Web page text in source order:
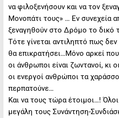
να φιλοξενήσουν και να τον
Μονοπάτι τους» … Εν συνεχεία
ξεναγηθούν στο Δρόμο το δικό
Τότε γίνεται αντιληπτό πως
θα επικρατήσει…Μόνο αρκεί που
οι άνθρωποι είναι ζωντανοί, κι
οι ενεργοί ανθρώποι τα
περπατούνε…
Και να τους τώρα έτοιμοι…!
μεγάλη τους Συνάντηση-